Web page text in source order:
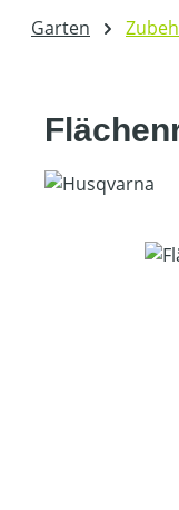
Garten
Bildergalerie